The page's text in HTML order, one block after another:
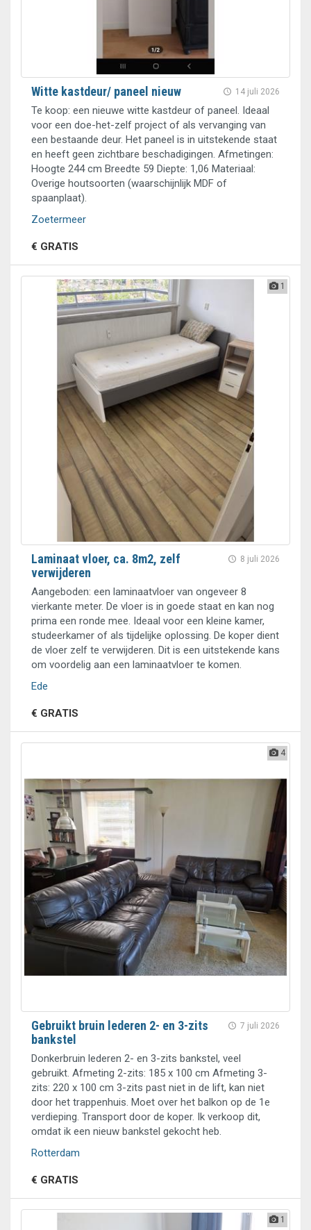
14 juli 2026
Witte kastdeur/ paneel nieuw
Te koop: een nieuwe witte kastdeur of paneel. Ideaal
voor een doe-het-zelf project of als vervanging van
een bestaande deur. Het paneel is in uitstekende staat
en heeft geen zichtbare beschadigingen. Afmetingen:
Hoogte 244 cm Breedte 59 Diepte: 1,06 Materiaal:
Overige houtsoorten (waarschijnlijk MDF of
spaanplaat).
Zoetermeer
€ GRATIS
1
8 juli 2026
Laminaat vloer, ca. 8m2, zelf
verwijderen
Aangeboden: een laminaatvloer van ongeveer 8
vierkante meter. De vloer is in goede staat en kan nog
prima een ronde mee. Ideaal voor een kleine kamer,
studeerkamer of als tijdelijke oplossing. De koper dient
de vloer zelf te verwijderen. Dit is een uitstekende kans
om voordelig aan een laminaatvloer te komen.
Ede
€ GRATIS
4
7 juli 2026
Gebruikt bruin lederen 2- en 3-zits
bankstel
Donkerbruin lederen 2- en 3-zits bankstel, veel
gebruikt. Afmeting 2-zits: 185 x 100 cm Afmeting 3-
zits: 220 x 100 cm 3-zits past niet in de lift, kan niet
door het trappenhuis. Moet over het balkon op de 1e
verdieping. Transport door de koper. Ik verkoop dit,
omdat ik een nieuw bankstel gekocht heb.
Rotterdam
€ GRATIS
1